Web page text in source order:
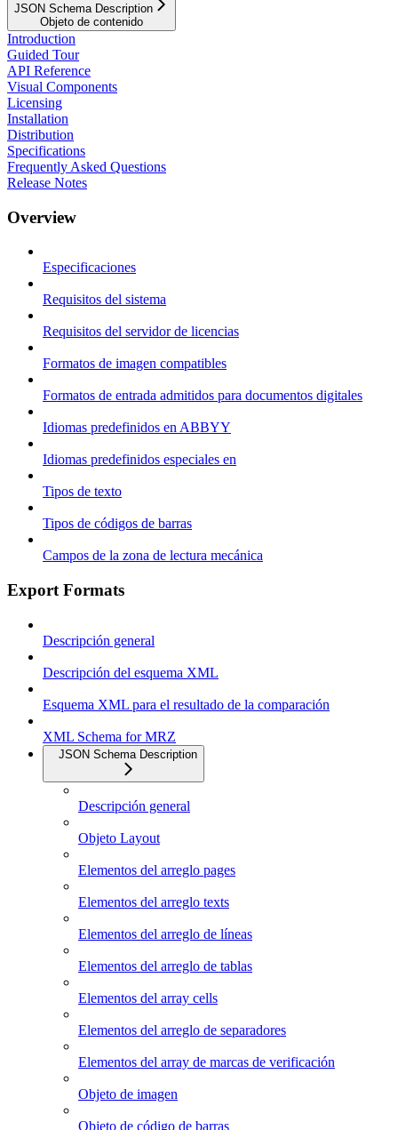
JSON Schema Description
Objeto de contenido
Introduction
Guided Tour
API Reference
Visual Components
Licensing
Installation
Distribution
Specifications
Frequently Asked Questions
Release Notes
Overview
Especificaciones
Requisitos del sistema
Requisitos del servidor de licencias
Formatos de imagen compatibles
Formatos de entrada admitidos para documentos digitales
Idiomas predefinidos en ABBYY
Idiomas predefinidos especiales en
Tipos de texto
Tipos de códigos de barras
Campos de la zona de lectura mecánica
Export Formats
Descripción general
Descripción del esquema XML
Esquema XML para el resultado de la comparación
XML Schema for MRZ
JSON Schema Description
Descripción general
Objeto Layout
Elementos del arreglo pages
Elementos del arreglo texts
Elementos del arreglo de líneas
Elementos del arreglo de tablas
Elementos del array cells
Elementos del arreglo de separadores
Elementos del array de marcas de verificación
Objeto de imagen
Objeto de código de barras